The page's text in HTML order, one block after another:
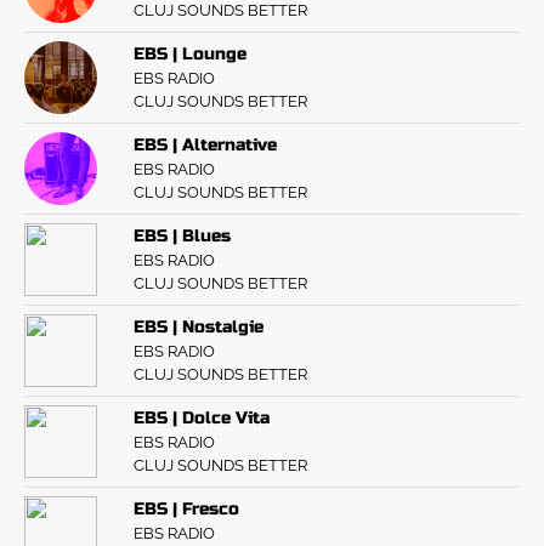
CLUJ SOUNDS BETTER
EBS | Lounge
EBS RADIO
CLUJ SOUNDS BETTER
EBS | Alternative
EBS RADIO
CLUJ SOUNDS BETTER
EBS | Blues
EBS RADIO
CLUJ SOUNDS BETTER
EBS | Nostalgie
EBS RADIO
CLUJ SOUNDS BETTER
EBS | Dolce Vita
EBS RADIO
CLUJ SOUNDS BETTER
EBS | Fresco
EBS RADIO